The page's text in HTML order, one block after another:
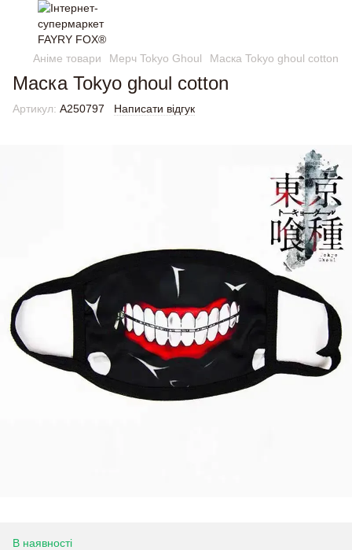
Аніме товари Мерч Tokyo Ghoul Маска Tokyo ghoul cotton
Маска Tokyo ghoul cotton
Артикул: A250797 Написати відгук
В наявності